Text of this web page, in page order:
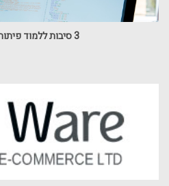
3 סיבות ללמוד פיתוח אפליקציות